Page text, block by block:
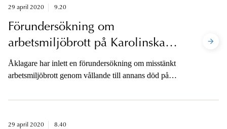
29 april 2020 9.20
Förundersökning om
arbetsmiljöbrott på Karolinska
universitetssjukhuset är inledd
Åklagare har inlett en förundersökning om misstänkt
arbetsmiljöbrott genom vållande till annans död på
29 april 2020 8.40